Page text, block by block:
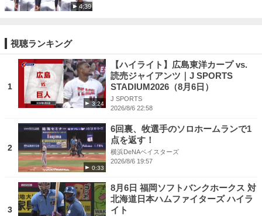
4:39
視聴ランキング
1
3:24
【ハイライト】広島東洋カープ vs.
読売ジャイアンツ｜J SPORTS
STADIUM2026（8月6日）
J SPORTS
2026/8/6 22:58
2
0:33
6回裏、牧選手のソロホームランで1
点を返す！
横浜DeNAベイスターズ
2026/8/6 19:57
3
8月6日 福岡ソフトバンクホークス 対
北海道日本ハムファイターズ ハイラ
イト